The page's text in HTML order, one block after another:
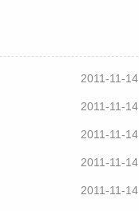
2011-11-14
2011-11-14
2011-11-14
2011-11-14
2011-11-14